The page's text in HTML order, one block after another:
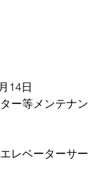
14日
ー等メンテナン
レベーターサー